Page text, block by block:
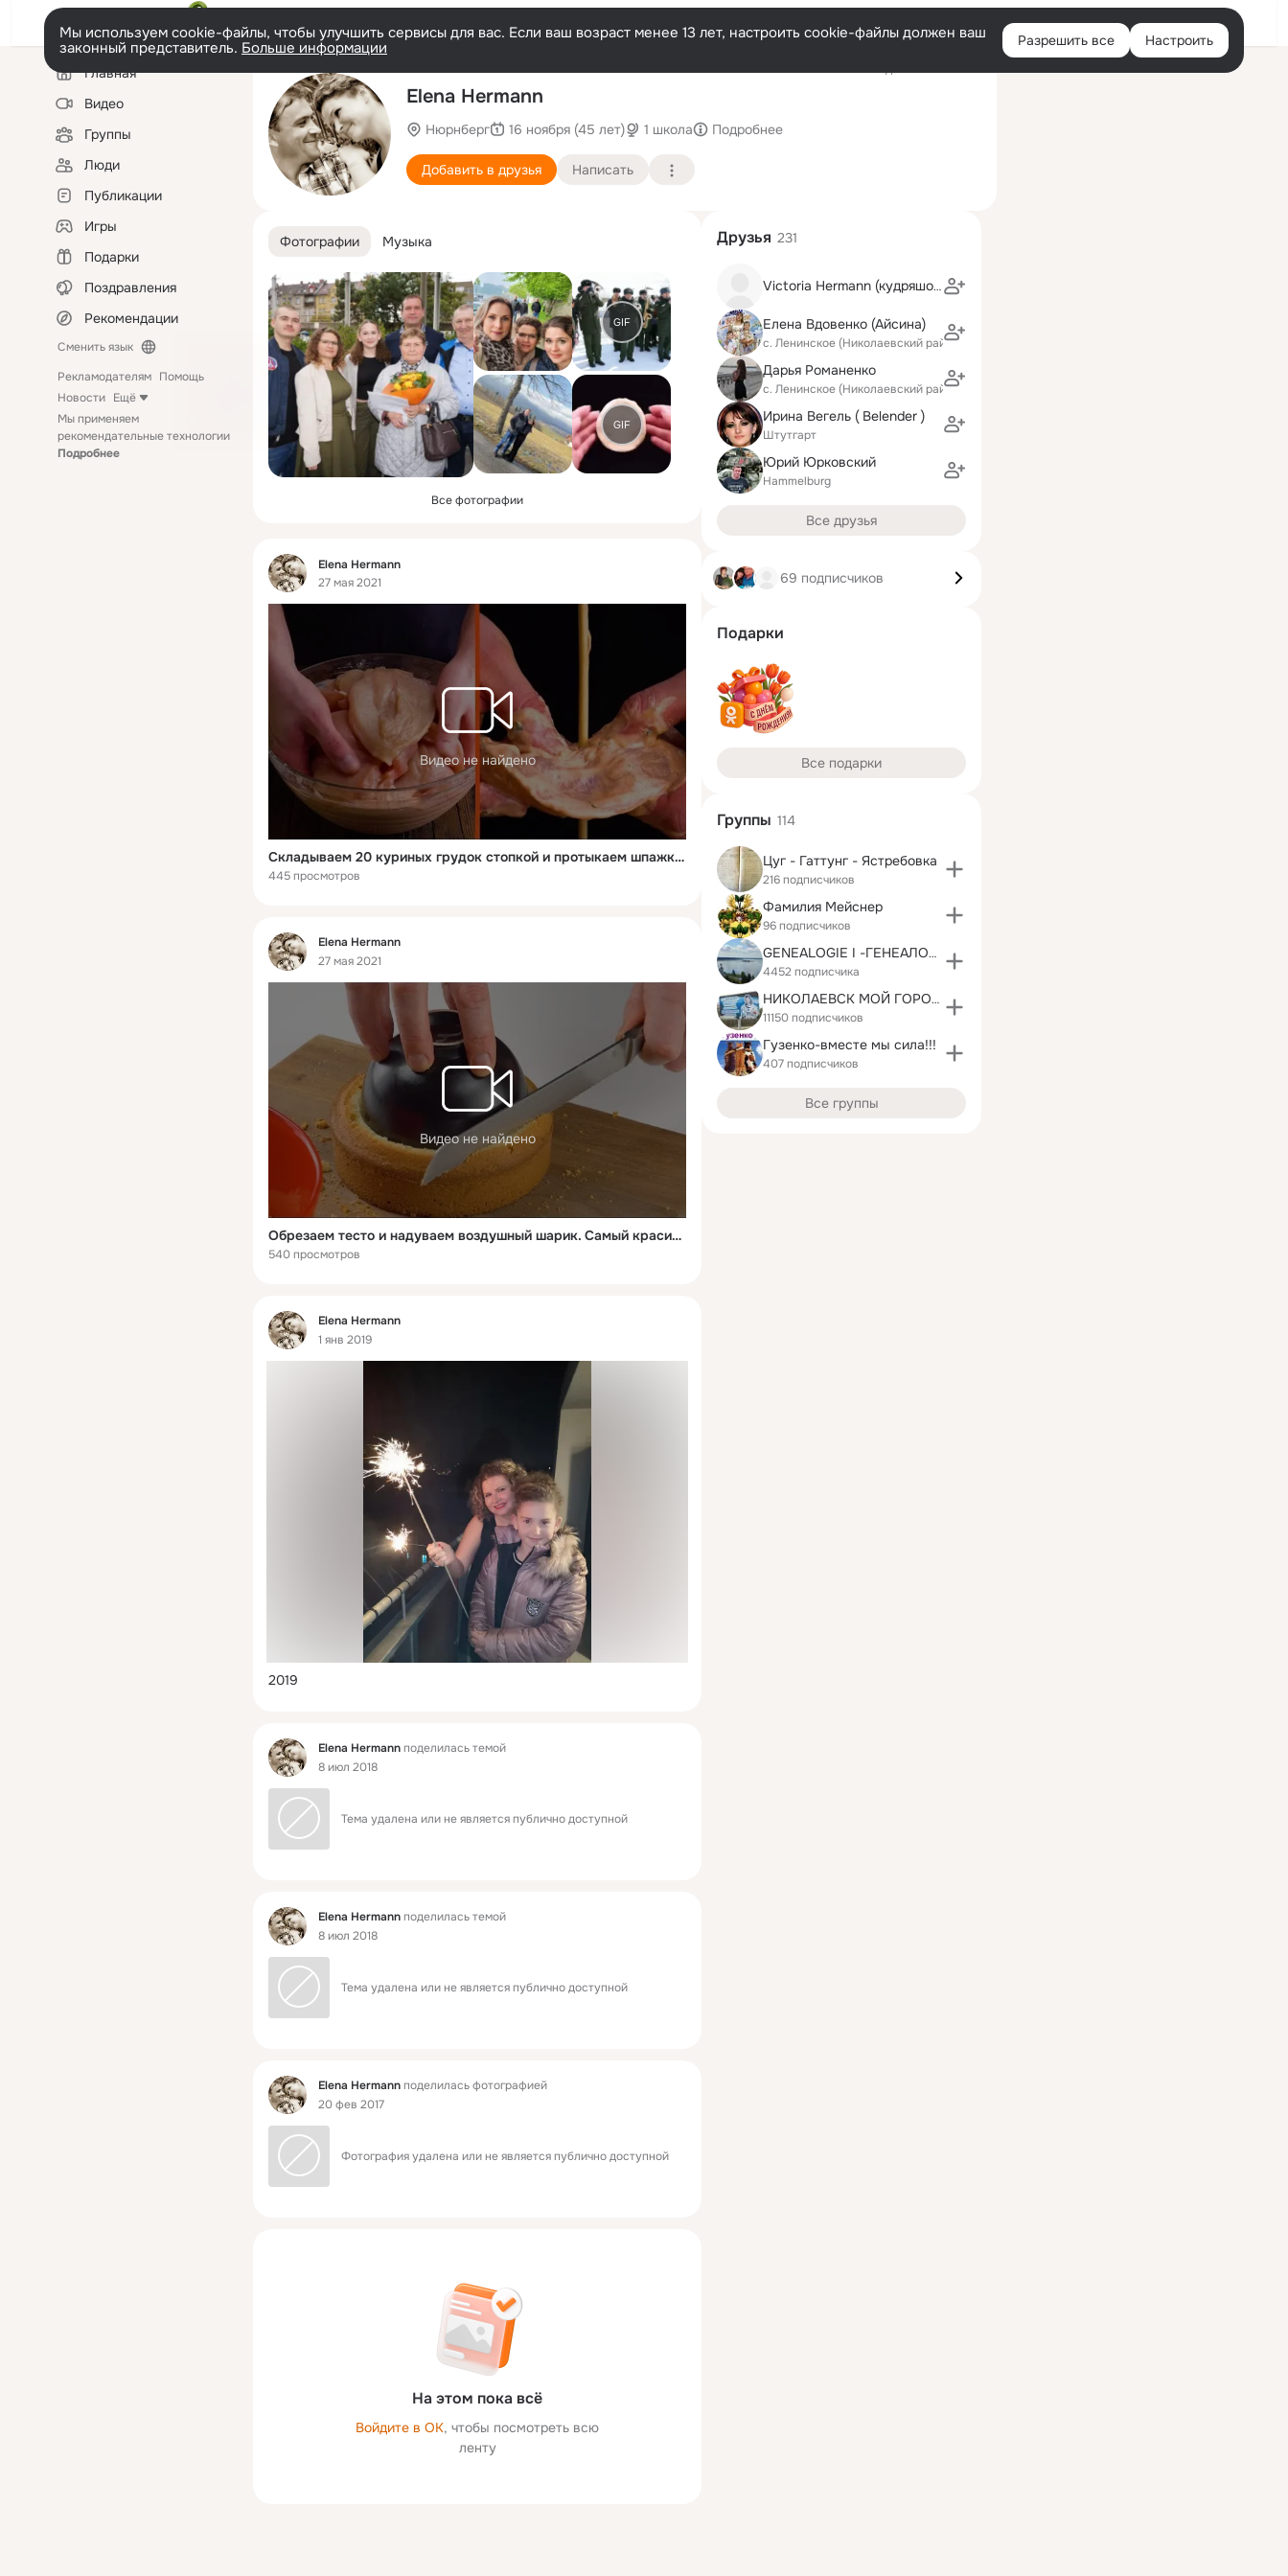
Войти
Мы используем cookie-файлы, чтобы улучшить сервисы для вас. Если ваш возраст менее 13 лет, настроить cookie-файлы должен ваш
законный представитель. Больше информации Разрешить все Настроить
Левая
колонкаГлавная
Видео
Группы
Люди
Публикации
Игры
Подарки
Поздравления
Рекомендации
Сменить язык
Рекламодателям Помощь
Новости Ещё
Мы применяем
рекомендательные технологии
Подробнее
Elena Hermann
Нюрнберг 16 ноября (45 лет) 1 школа Подробнее
Добавить в друзья Написать
Фотографии Музыка
GIF
GIF
Все фотографии
Фид
Elena Hermann
27 мая 2021
Видео не найдено
Складываем 20 куриных грудок стопкой и протыкаем шпажкой. Объедение!
445 просмотров
Фид
Elena Hermann
27 мая 2021
Видео не найдено
Обрезаем тесто и надуваем воздушный шарик. Самый красивый десерт!
540 просмотров
Фид
Elena Hermann
1 янв 2019
2019
Фид Elena Hermannподелилась темой
8 июл 2018
Тема удалена или не является публично доступной
Фид Elena Hermannподелилась темой
8 июл 2018
Тема удалена или не является публично доступной
Фид Elena Hermannподелилась фотографией
20 фев 2017
Фотография удалена или не является публично доступной
На этом пока всё
Войдите в ОК, чтобы посмотреть всю
ленту
Друзья 231
Victoria Hermann (кудряшова)
Елена Вдовенко (Айсина)
с. Ленинское (Николаевский район)
Дарья Романенко
с. Ленинское (Николаевский район)
Ирина Вегель ( Belender )
Штутгарт
Юрий Юрковский
Hammelburg
Все друзья
69 подписчиков
Подарки
Все подарки
Группы 114
Цуг - Гаттунг - Ястребовка
216 подписчиков
Фамилия Мейснер
96 подписчиков
GENEALOGIE I -ГЕНЕАЛОГИЯ I
4452 подписчика
НИКОЛАЕВСК МОЙ ГОРОД •۩۞۩๑Николаевск๑۩۞۩•
11150 подписчиков
Гузенко-вместе мы сила!!!
407 подписчиков
Все группы